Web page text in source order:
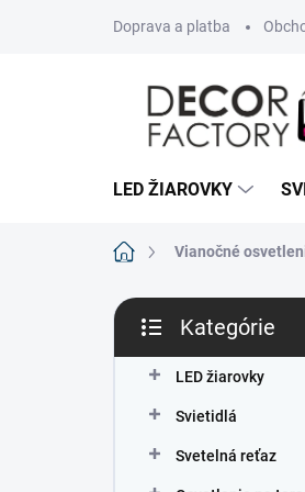
Doprava a platba
LED ŽIAROVKY
DomovVianočné
B
č
kategórie
Kategórie
LED žiarovky
Svietidlá
Svetelná reťaz